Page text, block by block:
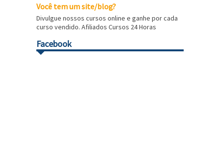
Você tem um site/blog?
Divulgue nossos cursos online e ganhe por cada
curso vendido. Afiliados Cursos 24 Horas
Facebook